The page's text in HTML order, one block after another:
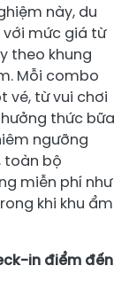
này, du
mức giá từ
theo khung
Mỗi combo
vé, từ vui chơi
thức bữa
ngưỡng
toàn bộ
miễn phí như
khi khu ẩm
in điểm đến